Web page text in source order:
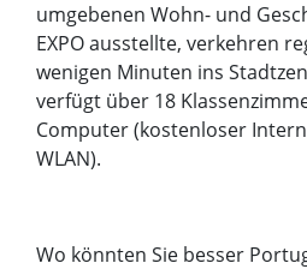
umgebenen Wohn- und
EXPO ausstellte, verkehren
wenigen Minuten ins
verfügt über 18
Computer (kostenloser
WLAN).
Wo könnten Sie besser